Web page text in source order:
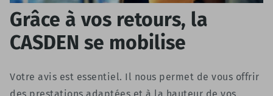
Grâce à vos retours, la
CASDEN se mobilise
Votre avis est essentiel. Il nous permet de vous offrir